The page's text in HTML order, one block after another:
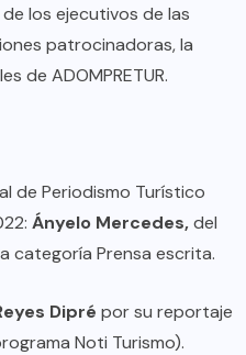
los ejecutivos de las
patrocinadoras, la
de ADOMPRETUR.
de Periodismo Turístico
Ányelo Mercedes,del
categoría Prensa escrita.
Dipré por su reportaje
Noti Turismo).